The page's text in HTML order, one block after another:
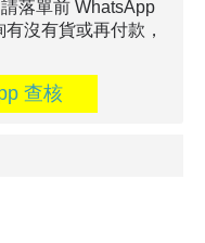
落單前 WhatsApp
有沒有貨或再付款，
查核